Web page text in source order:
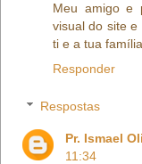
Meu amigo e
visual do site e
ti e a tua
Responder
Respostas
Pr. Ismael
11:34